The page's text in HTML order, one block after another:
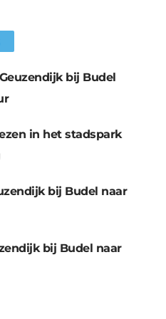
kan, kan er
Bende bij
bij Budel
in het stadspark
bij Budel naar
bij Budel naar